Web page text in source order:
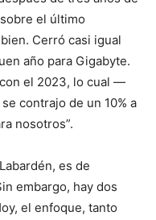
el último
Cerró casi igual
año para Gigabyte.
el 2023, lo cual —
contrajo de un 10% a
nosotros”.
es de
embargo, hay dos
el enfoque, tanto